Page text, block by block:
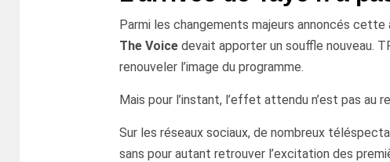
Parmi les changements majeurs annoncés cette
The Voicedevait apporter un souffle nouveau.
renouveler l’image du programme.
Mais pour l’instant, l’effet attendu n’est pas au
Sur les réseaux sociaux, de nombreux
sans pour autant retrouver l’excitation des